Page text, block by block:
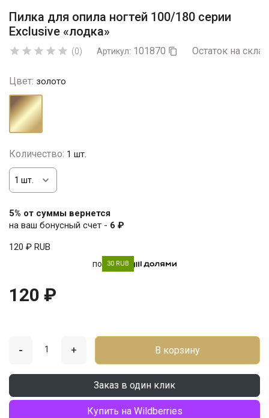
Пилка для опила ногтей 100/180 серии
Exclusive «лодка»
     (0) Артикул: 101870  Остаток на
Цвет: золото
золото
Количество: 1 шт.
5% от суммы вернется
на ваш бонусный счет - 6 ₽
120 ₽ RUB
по 30 RUB
120 ₽
- + В корзину
Заказ в один клик
Купить на Wildberries